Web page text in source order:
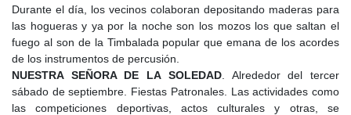
Durante el día, los vecinos colaboran depositando maderas para
las hogueras y ya por la noche son los mozos los que saltan el
fuego al son de la Timbalada popular que emana de los acordes
de los instrumentos de percusión.
NUESTRA SEÑORA DE LA SOLEDAD. Alrededor del tercer
sábado de septiembre. Fiestas Patronales. Las actividades como
las competiciones deportivas, actos culturales y otras, se